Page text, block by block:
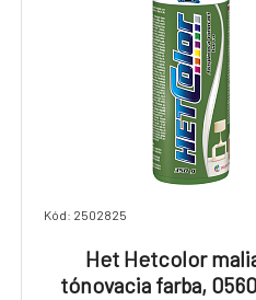
Kód: 2502825
Het Hetcolor
tónovacia farba,